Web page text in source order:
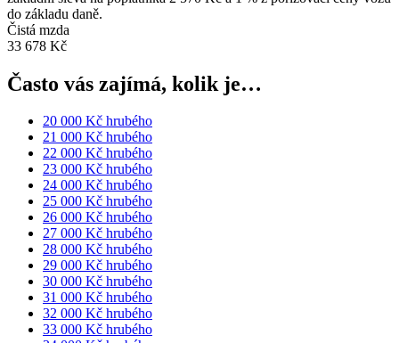
do základu daně.
Čistá mzda
33 678 Kč
Často vás zajímá, kolik je…
20 000 Kč hrubého
21 000 Kč hrubého
22 000 Kč hrubého
23 000 Kč hrubého
24 000 Kč hrubého
25 000 Kč hrubého
26 000 Kč hrubého
27 000 Kč hrubého
28 000 Kč hrubého
29 000 Kč hrubého
30 000 Kč hrubého
31 000 Kč hrubého
32 000 Kč hrubého
33 000 Kč hrubého